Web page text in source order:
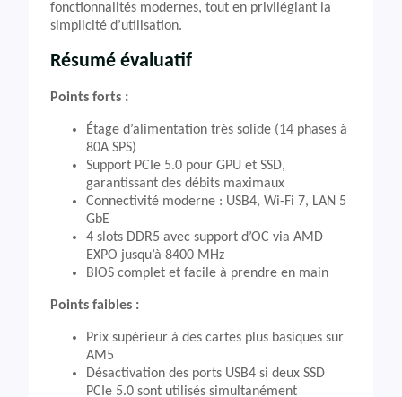
fonctionnalités modernes, tout en privilégiant la
simplicité d’utilisation.
Résumé évaluatif
Points forts :
Étage d’alimentation très solide (14 phases à
80A SPS)
Support PCIe 5.0 pour GPU et SSD,
garantissant des débits maximaux
Connectivité moderne : USB4, Wi-Fi 7, LAN 5
GbE
4 slots DDR5 avec support d’OC via AMD
EXPO jusqu’à 8400 MHz
BIOS complet et facile à prendre en main
Points faibles :
Prix supérieur à des cartes plus basiques sur
AM5
Désactivation des ports USB4 si deux SSD
PCIe 5.0 sont utilisés simultanément